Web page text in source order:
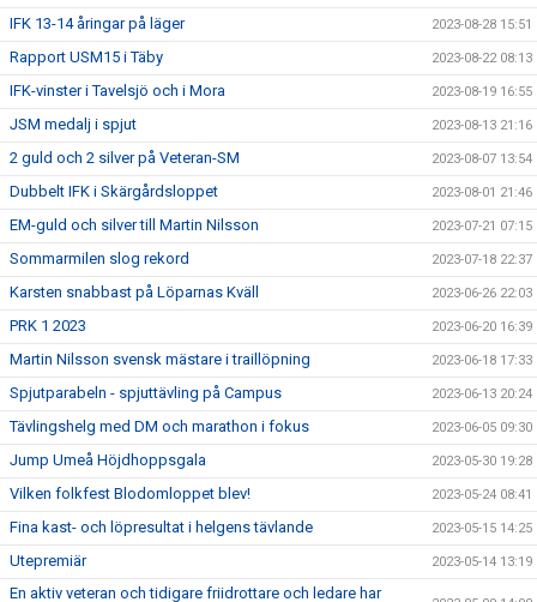
IFK 13-14 åringar på läger 2023-08-28 15:51
Rapport USM15 i Täby 2023-08-22 08:13
IFK-vinster i Tavelsjö och i Mora 2023-08-19 16:55
JSM medalj i spjut 2023-08-13 21:16
2 guld och 2 silver på Veteran-SM 2023-08-07 13:54
Dubbelt IFK i Skärgårdsloppet 2023-08-01 21:46
EM-guld och silver till Martin Nilsson 2023-07-21 07:15
Sommarmilen slog rekord 2023-07-18 22:37
Karsten snabbast på Löparnas Kväll 2023-06-26 22:03
PRK 1 2023 2023-06-20 16:39
Martin Nilsson svensk mästare i traillöpning 2023-06-18 17:33
Spjutparabeln - spjuttävling på Campus 2023-06-13 20:24
Tävlingshelg med DM och marathon i fokus 2023-06-05 09:30
Jump Umeå Höjdhoppsgala 2023-05-30 19:28
Vilken folkfest Blodomloppet blev! 2023-05-24 08:41
Fina kast- och löpresultat i helgens tävlande 2023-05-15 14:25
Utepremiär 2023-05-14 13:19
En aktiv veteran och tidigare friidrottare och ledare har